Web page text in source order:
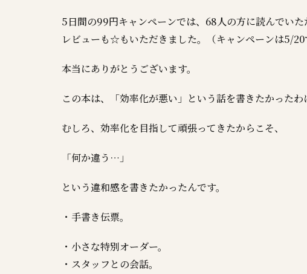
5日間の99円キャンペーンでは、68人の方に読んでいた
レビューも☆もいただきました。（キャンペーンは5/20
本当にありがとうございます。
この本は、「効率化が悪い」という話を書きたかったわ
むしろ、効率化を目指して頑張ってきたからこそ、
「何か違う…」
という違和感を書きたかったんです。
・手書き伝票。
・小さな特別オーダー。
・スタッフとの会話。